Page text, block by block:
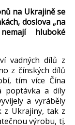
ů na Ukrajině se
doslova „na
hluboké
í vadných dílů z
z čínských dílů
í, tím více Čína
poptávka a díly
a vyráběly
z Ukrajiny, tak z
čnou výrobu, tj.